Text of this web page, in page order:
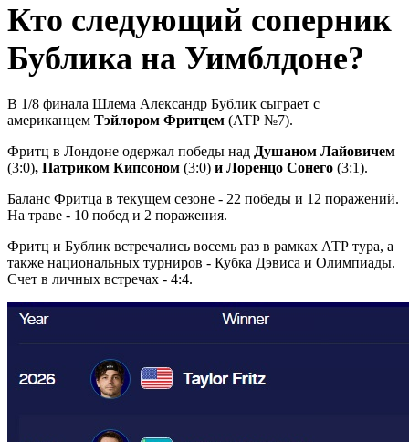
Кто следующий соперник
Бублика на Уимблдоне?
В 1/8 финала Шлема Александр Бублик сыграет с
американцем Тэйлором Фритцем (АТР №7).
Фритц в Лондоне одержал победы над Душаном Лайовичем
(3:0), Патриком Кипсоном (3:0) и Лоренцо Сонего (3:1).
Баланс Фритца в текущем сезоне - 22 победы и 12 поражений.
На траве - 10 побед и 2 поражения.
Фритц и Бублик встречались восемь раз в рамках АТР тура, а
также национальных турниров - Кубка Дэвиса и Олимпиады.
Счет в личных встречах - 4:4.